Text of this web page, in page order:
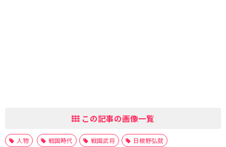
この記事の画像一覧
人物 戦国時代 戦国武将 日根野弘就